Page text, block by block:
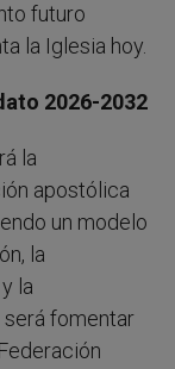
futuro
la Iglesia hoy.
2026-2032
la
apostólica
un modelo
la
la
será fomentar